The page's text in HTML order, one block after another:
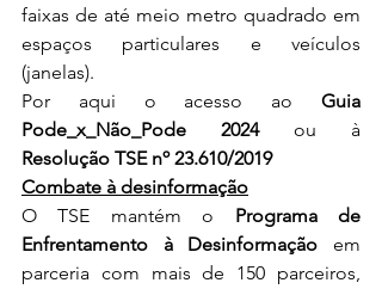
faixas de até meio metro quadrado em
espaços particulares e veículos
(janelas).
Por aqui o acesso ao
Guia
Pode_x_Não_Pode 2024
Resolução TSE nº 23.610/2019
Combate à desinformação
O TSE mantém o Programa de
Enfrentamento à Desinformação em
parceria com mais de 150 parceiros,